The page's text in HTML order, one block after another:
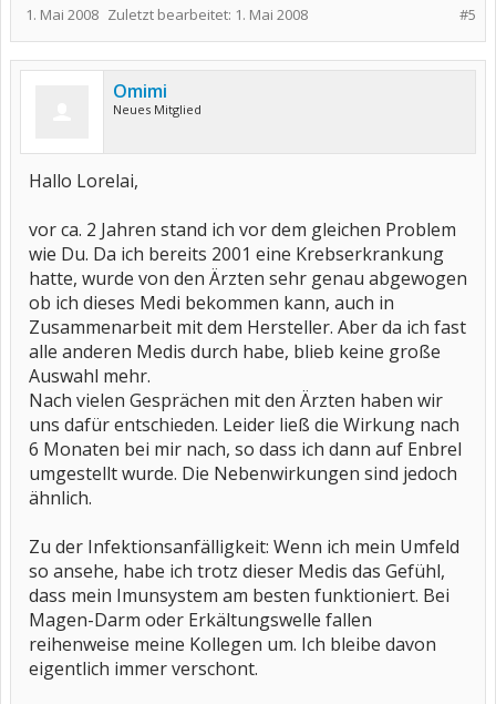
#5
1. Mai 2008 Zuletzt bearbeitet: 1. Mai 2008
Omimi
Neues Mitglied
Hallo Lorelai,
vor ca. 2 Jahren stand ich vor dem gleichen Problem
wie Du. Da ich bereits 2001 eine Krebserkrankung
hatte, wurde von den Ärzten sehr genau abgewogen
ob ich dieses Medi bekommen kann, auch in
Zusammenarbeit mit dem Hersteller. Aber da ich fast
alle anderen Medis durch habe, blieb keine große
Auswahl mehr.
Nach vielen Gesprächen mit den Ärzten haben wir
uns dafür entschieden. Leider ließ die Wirkung nach
6 Monaten bei mir nach, so dass ich dann auf Enbrel
umgestellt wurde. Die Nebenwirkungen sind jedoch
ähnlich.
Zu der Infektionsanfälligkeit: Wenn ich mein Umfeld
so ansehe, habe ich trotz dieser Medis das Gefühl,
dass mein Imunsystem am besten funktioniert. Bei
Magen-Darm oder Erkältungswelle fallen
reihenweise meine Kollegen um. Ich bleibe davon
eigentlich immer verschont.